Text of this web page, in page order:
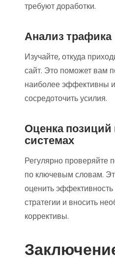
требуют доработки.
Анализ трафика
Изучайте, откуда
сайт. Это поможет вам
наиболее эффективны и
сосредоточить усилия.
Оценка
системах
Регулярно проверяйте
по ключевым словам.
оценить
стратегии и вносить
коррективы.